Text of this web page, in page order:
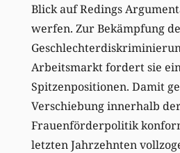
Blick auf Redings
werfen. Zur Bekämpfung
Arbeitsmarkt fordert sie
Spitzenpositionen. Damit
Verschiebung innerhalb
Frauenförderpolitik
letzten Jahrzehnten